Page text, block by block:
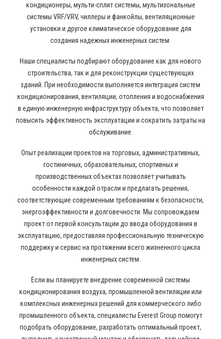
кондиционеры, мульти-сплит системы, мультизональные
системы VRF/VRV, чиллеры и фанкойлы, вентиляционные
установки и другое климатическое оборудование для
создания надежных инженерных систем.
Наши специалисты подбирают оборудование как для нового
строительства, так и для реконструкции существующих
зданий. При необходимости выполняется интеграция систем
кондиционирования, вентиляции, отопления и водоснабжения
в единую инженерную инфраструктуру объекта, что позволяет
повысить эффективность эксплуатации и сократить затраты на
обслуживание.
Опыт реализации проектов на торговых, административных,
гостиничных, образовательных, спортивных и
производственных объектах позволяет учитывать
особенности каждой отрасли и предлагать решения,
соответствующие современным требованиям к безопасности,
энергоэффективности и долговечности. Мы сопровождаем
проект от первой консультации до ввода оборудования в
эксплуатацию, предоставляя профессиональную техническую
поддержку и сервис на протяжении всего жизненного цикла
инженерных систем.
Если вы планируете внедрение современной системы
кондиционирования воздуха, промышленной вентиляции или
комплексных инженерных решений для коммерческого либо
промышленного объекта, специалисты Everest Group помогут
подобрать оборудование, разработать оптимальный проект,